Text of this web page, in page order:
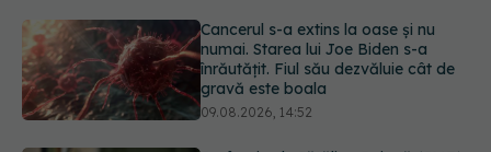
Prof. univ. dr. Cătălina Poiană (CMR),
avertisment după ambulanța
atacată în Cluj: Fake news-ul nu
este inofensiv